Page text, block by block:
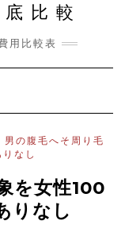
比較
用比較表
】
男の腹毛へそ周り毛
なし
を女性100
りなし